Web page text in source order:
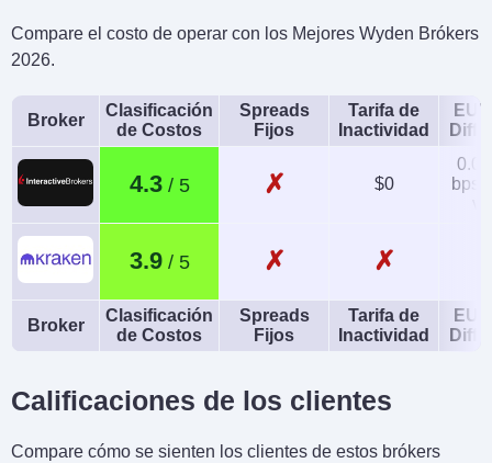
Compare el costo de operar con los Mejores Wyden Brókers
2026.
Broker
Clasificación
de Costos
Spreads
Fijos
Tarifa de
Inactividad
4.3 ✗ $0
bps
3.9 ✗ ✗
Broker
Clasificación
de Costos
Spreads
Fijos
Tarifa de
Inactividad
Calificaciones de los clientes
Compare cómo se sienten los clientes de estos brókers